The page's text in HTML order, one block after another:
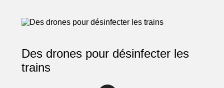
Des drones pour désinfecter les
trains